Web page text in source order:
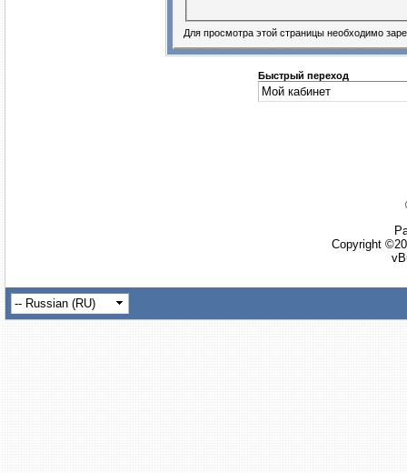
Для просмотра этой страницы необходимо
Быстрый переход
Copyright